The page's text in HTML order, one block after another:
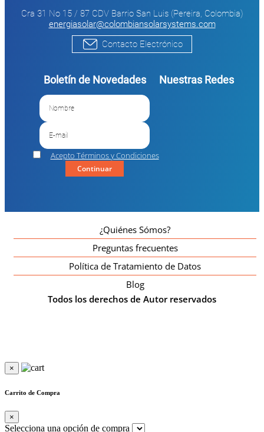
Cra 31 No 15 / 87 CDV Barrio San Luis (Pereira, Colombia)
energiasolar@colombiansolarsystems.com
Contacto Electrónico
Nuestras Redes
Boletín de Novedades
Acepto Términos y Condiciones
Continuar
¿Quiénes Sómos?
Preguntas frecuentes
Política de Tratamiento de Datos
Blog
Todos los derechos de Autor reservados
×
Carrito de Compra
×
Selecciona una opción de compra